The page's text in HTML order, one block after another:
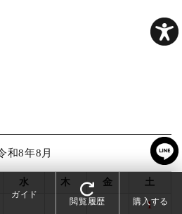
和8年8月 ▶
水 木 金 土
1
ガイド
閲覧履歴 購入する